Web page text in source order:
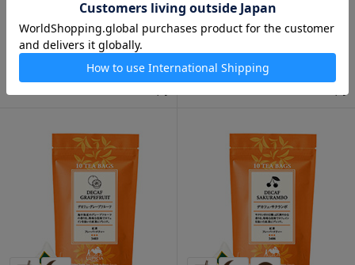
チャイバッグ ジンジャー ティ
ーバッグ 10個入
バッグ 10個入